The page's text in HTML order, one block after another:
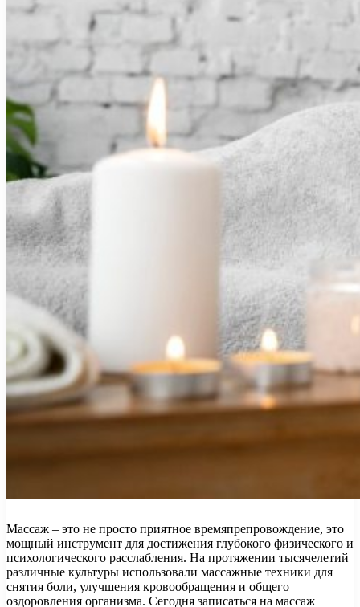
Массаж – это не просто приятное времяпрепровождение, это
мощный инструмент для достижения глубокого физического и
психологического расслабления. На протяжении тысячелетий
различные культуры использовали массажные техники для
снятия боли, улучшения кровообращения и общего
оздоровления организма. Сегодня записаться на массаж